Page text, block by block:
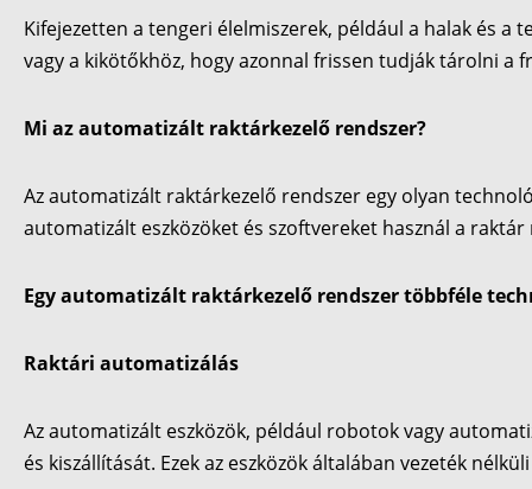
Kifejezetten a tengeri élelmiszerek, például a halak és a
vagy a kikötőkhöz, hogy azonnal frissen tudják tárolni a
Mi az automatizált raktárkezelő rendszer?
Az automatizált raktárkezelő rendszer egy olyan
automatizált eszközöket és szoftvereket használ a
Egy automatizált raktárkezelő rendszer többféle
Raktári automatizálás
Az automatizált eszközök, például robotok vagy
és kiszállítását. Ezek az eszközök általában vezeték